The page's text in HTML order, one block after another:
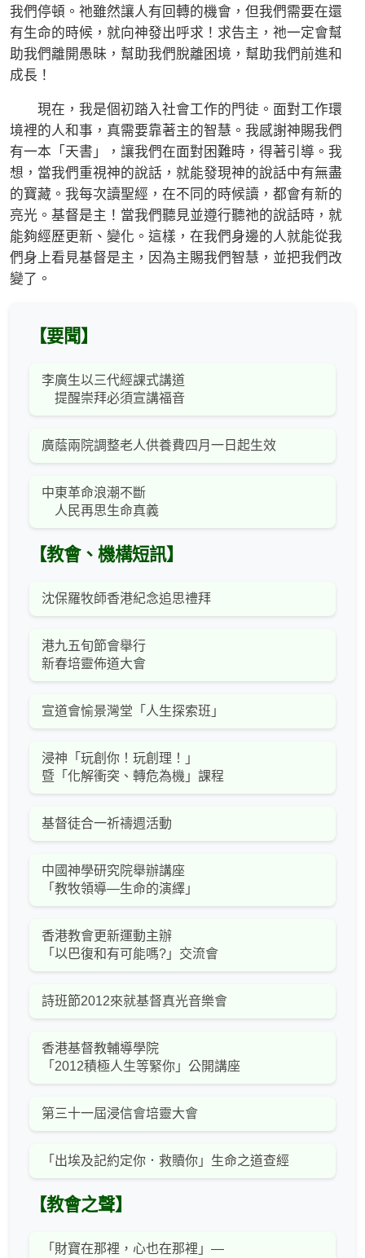
我們停頓。祂雖然讓人有回轉的機會，但我們需要在還
有生命的時候，就向神發出呼求！求告主，祂一定會幫
助我們離開愚昧，幫助我們脫離困境，幫助我們前進和
成長！
現在，我是個初踏入社會工作的門徒。面對工作環
境裡的人和事，真需要靠著主的智慧。我感謝神賜我們
有一本「天書」，讓我們在面對困難時，得著引導。我
想，當我們重視神的說話，就能發現神的說話中有無盡
的寶藏。我每次讀聖經，在不同的時候讀，都會有新的
亮光。基督是主！當我們聽見並遵行聽祂的說話時，就
能夠經歷更新、變化。這樣，在我們身邊的人就能從我
們身上看見基督是主，因為主賜我們智慧，並把我們改
變了。
【要聞】
李廣生以三代經課式講道
提醒崇拜必須宣講福音
廣蔭兩院調整老人供養費四月一日起生效
中東革命浪潮不斷
人民再思生命真義
【教會、機構短訊】
沈保羅牧師香港紀念追思禮拜
港九五旬節會舉行
新春培靈佈道大會
宣道會愉景灣堂「人生探索班」
浸神「玩創你！玩創理！」
暨「化解衝突、轉危為機」課程
基督徒合一祈禱週活動
中國神學研究院舉辦講座
「教牧領導—生命的演繹」
香港教會更新運動主辦
「以巴復和有可能嗎?」交流會
詩班節2012來就基督真光音樂會
香港基督教輔導學院
「2012積極人生等緊你」公開講座
第三十一屆浸信會培靈大會
「出埃及記約定你．救贖你」生命之道查經
【教會之聲】
「財寶在那裡，心也在那裡」—